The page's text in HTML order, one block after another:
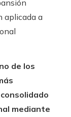
de los
mediante